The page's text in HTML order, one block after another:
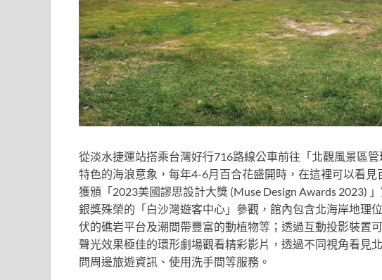
從淡水捷運站搭乘台灣好行716路線公車前往「北觀風景區
特色的海浪意象，每年4-6月百合花盛開時，在這裡可以看
獲頒「2023美國謬思設計大獎 (Muse Design Awards 2023)
銀獎殊榮的「白沙灣遊客中心」參觀，館內包含北海岸地理
伏的礁岩平台及潮間帶豐富的動植物等；透過互動投影裝置
聲光效果極佳的環形劇場觀看精彩影片，透過不同視角看見
問周邊旅遊資訊、使用洗手間等服務。